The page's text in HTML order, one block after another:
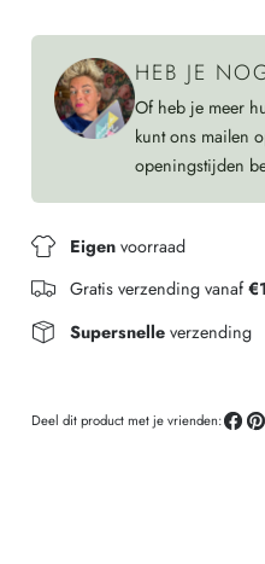
HEB JE
Of heb je meer
kunt ons mailen
openingstijden
Eigen voorraad
Gratis verzending vanaf
Supersnelle verzending
Deel dit product met je vrienden: